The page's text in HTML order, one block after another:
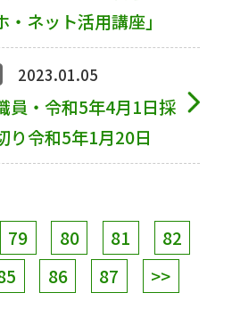
ネット活用講座」
2023.01.05
員・令和5年4月1日採
令和5年1月20日
79 80 81
82
86 87 >>